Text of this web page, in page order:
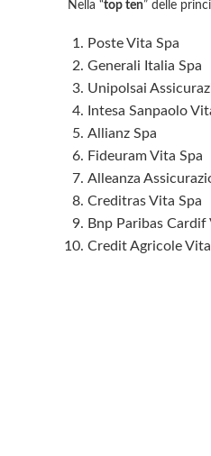
Nella “top ten” delle
Poste Vita Spa
Generali Italia Spa
Unipolsai
Intesa Sanpaolo
Allianz Spa
Fideuram Vita Spa
Alleanza
Creditras Vita Spa
Bnp Paribas Cardif
Credit Agricole Vita